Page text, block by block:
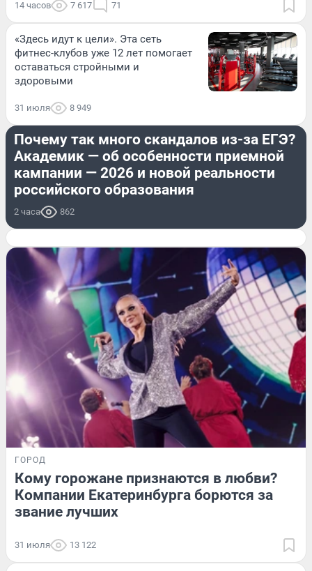
14 часов 7 617 71
«Здесь идут к цели». Эта сеть
фитнес-клубов уже 12 лет помогает
оставаться стройными и
здоровыми
31 июля 8 949
ОБРАЗОВАНИЕ
Почему так много скандалов из-за ЕГЭ?
Академик — об особенности приемной
кампании — 2026 и новой реальности
российского образования
2 часа 862
ГОРОД
Кому горожане признаются в любви?
Компании Екатеринбурга борются за
звание лучших
31 июля 13 122